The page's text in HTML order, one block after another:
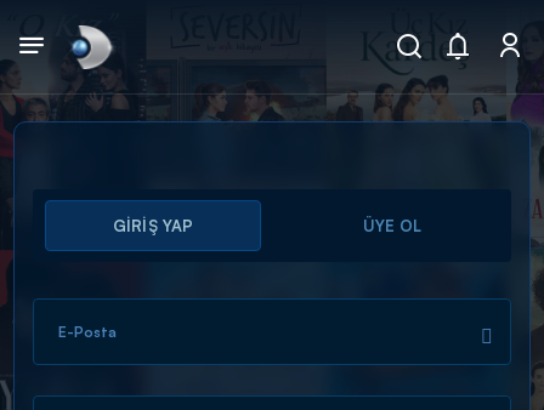
Arama
ARAMA SONUÇLARI
GİRİŞ YAP ÜYE OL
E-Posta